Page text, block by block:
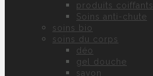
produits coiffants
Soins anti-chute
soins bio
soins du corps
déo
gel douche
savon